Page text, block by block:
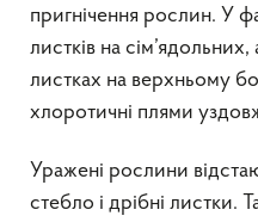
пригнічення рослин. У
листків на
листках на верхньому
хлоротичні плями
Уражені рослини
стебло і дрібні листки.